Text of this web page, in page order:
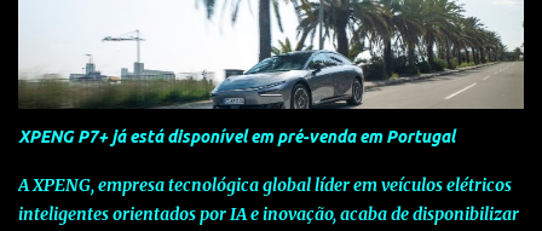
XPENG P7+ já está disponível em pré-venda em Portugal
A XPENG, empresa tecnológica global líder em veículos elétricos
inteligentes orientados por IA e inovação, acaba de disponibilizar